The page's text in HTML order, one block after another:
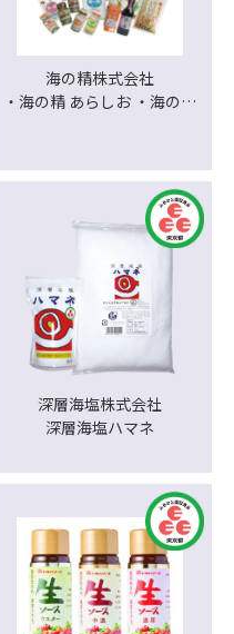
海の精株式会社
・海の精 あらしお ・海の精
の精 漬物塩 ・海の精 有機ハ
ーブソルト ・海の精 有機ペッ
パーソルト ・海の精 なんでも
ソルト ・海の精 うましお ・
海の精 濃厚にがり液 海の調べ
・海の精 炊き込みごはんの味
・海の精 煎り酒 濃厚タイプ
深層海塩株式会社
深層海塩ハマネ